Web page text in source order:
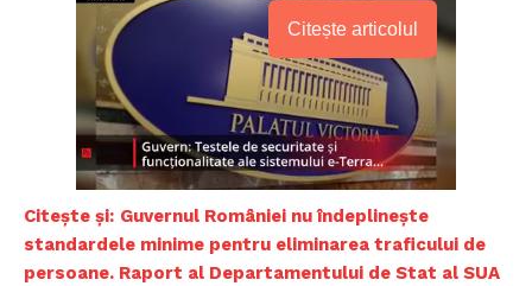
Citește articolul
Citește și: Guvernul României nu îndeplinește
standardele minime pentru eliminarea traficului de
persoane. Raport al Departamentului de Stat al SUA